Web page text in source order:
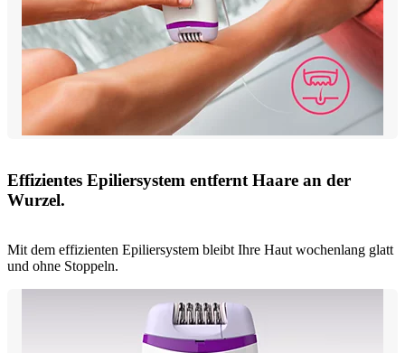
Effizientes Epiliersystem entfernt Haare an der
Wurzel.
Mit dem effizienten Epiliersystem bleibt Ihre Haut wochenlang glatt
und ohne Stoppeln.